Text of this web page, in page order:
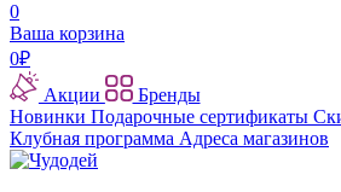
0
Ваша корзина
0₽
Акции
Бренды
Новинки Подарочные сертификаты
Клубная программа Адреса магазинов